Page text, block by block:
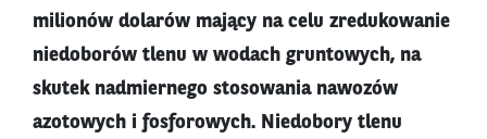
milionów dolarów mający na celu zredukowanie
niedoborów tlenu w wodach gruntowych, na
skutek nadmiernego stosowania nawozów
azotowych i fosforowych. Niedobory tlenu